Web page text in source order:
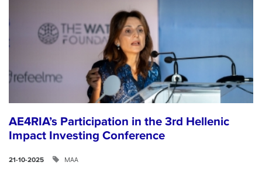
AE4RIA’s Participation in the 3rd Hellenic
Impact Investing Conference
21-10-2025 ΜΑΑ